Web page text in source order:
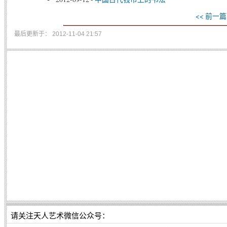
<< 前一篇
最后更新于： 2012-11-04 21:57
请关注天人艺术微信公众号：